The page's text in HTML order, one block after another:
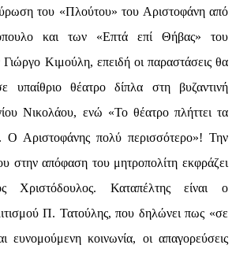
του «Πλούτου» του Αριστοφάνη από
και των «Επτά επί Θήβας» του
Κιμούλη, επειδή οι παραστάσεις θα
υπαίθριο θέατρο δίπλα στη βυζαντινή
Νικολάου, ενώ «Το θέατρο πλήττει τα
Ο Αριστοφάνης πολύ περισσότερο»! Την
στην απόφαση του μητροπολίτη εκφράζει
Χριστόδουλος. Καταπέλτης είναι ο
Π. Τατούλης, που δηλώνει πως «σε
ευνομούμενη κοινωνία, οι απαγορεύσεις